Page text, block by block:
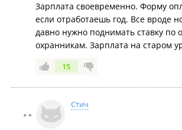
Зарплата своевременно. Форму
если отработаешь год. Все вроде
давно нужно поднимать ставку по
охранникам. Зарплата на старом
15
Стич